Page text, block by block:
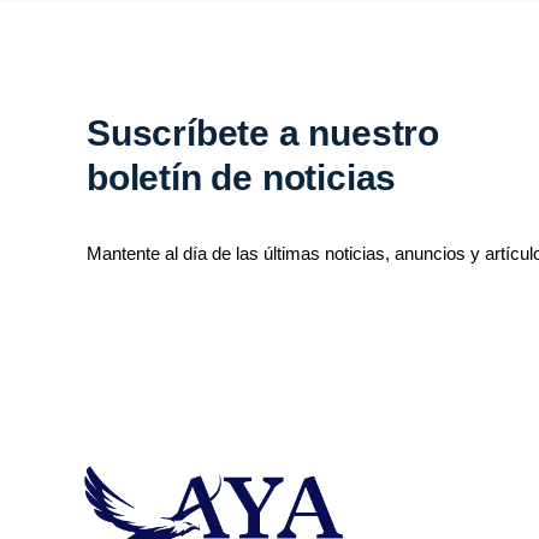
Suscríbete a nuestro
boletín de noticias
Mantente al día de las últimas noticias, anuncios y